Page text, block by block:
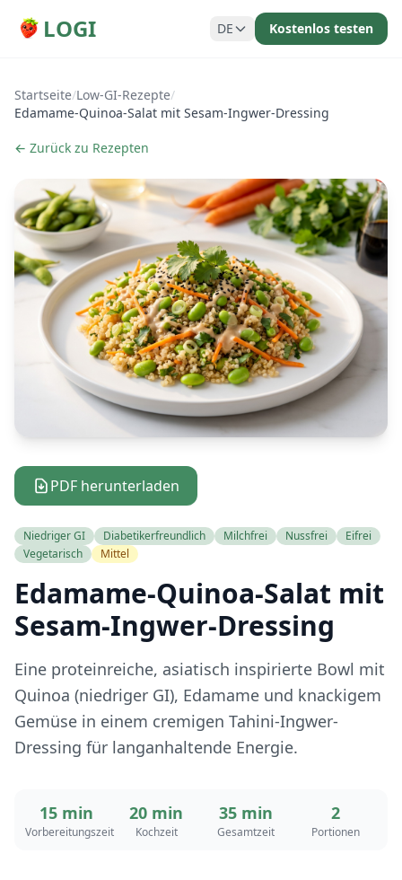
LOGI DE Kostenlos testen
Startseite/Low-GI-Rezepte/
Edamame-Quinoa-Salat mit Sesam-Ingwer-Dressing
← Zurück zu Rezepten
PDF herunterladen
Niedriger GI Diabetikerfreundlich Milchfrei Nussfrei
Eifrei
Vegetarisch
Mittel
Edamame-Quinoa-Salat mit
Sesam-Ingwer-Dressing
Eine proteinreiche, asiatisch inspirierte Bowl mit
Quinoa (niedriger GI), Edamame und knackigem
Gemüse in einem cremigen Tahini-Ingwer-
Dressing für langanhaltende Energie.
15 min
Vorbereitungszeit
20 min
Kochzeit
35 min
Gesamtzeit
2
Portionen